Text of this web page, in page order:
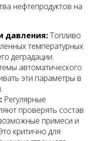
нефтепродуктов на
давления:Топливо
температурных
деградации.
автоматического
эти параметры в
Регулярные
проверять состав
примеси и
критично для